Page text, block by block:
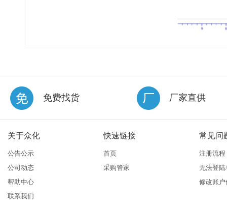
免费找货 厂家直供
关于众化
公告公示
公司动态
帮助中心
联系我们
快速链接
首页
采购管家
常见问
注册流程
无法登
修改账户